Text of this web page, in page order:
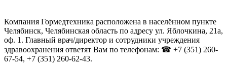
Компания Гормедтехника расположена в населённом пункте
Челябинск, Челябинская область по адресу ул. Яблочкина, 21а,
оф. 1. Главный врач/директор и сотрудники учреждения
здравоохранения ответят Вам по телефонам: ☎ +7 (351) 260-
67-54, +7 (351) 260-62-43.